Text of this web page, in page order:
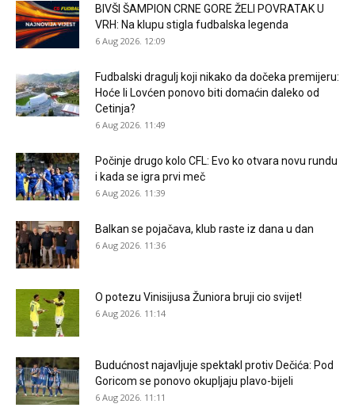
BIVŠI ŠAMPION CRNE GORE ŽELI POVRATAK U
VRH: Na klupu stigla fudbalska legenda
6 Aug 2026. 12:09
Fudbalski dragulj koji nikako da dočeka premijeru:
Hoće li Lovćen ponovo biti domaćin daleko od
Cetinja?
6 Aug 2026. 11:49
Počinje drugo kolo CFL: Evo ko otvara novu rundu
i kada se igra prvi meč
6 Aug 2026. 11:39
Balkan se pojačava, klub raste iz dana u dan
6 Aug 2026. 11:36
O potezu Vinisijusa Žuniora bruji cio svijet!
6 Aug 2026. 11:14
Budućnost najavljuje spektakl protiv Dečića: Pod
Goricom se ponovo okupljaju plavo-bijeli
6 Aug 2026. 11:11